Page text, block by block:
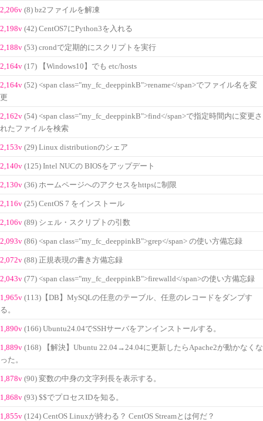
2,206v (8) bz2ファイルを解凍
2,198v (42) CentOS7にPython3を入れる
2,188v (53) crondで定期的にスクリプトを実行
2,164v (17) 【Windows10】でも etc/hosts
2,164v (52) <span class="my_fc_deeppinkB">rename</span>でファイル名を変
更
2,162v (54) <span class="my_fc_deeppinkB">find</span>で指定時間内に変更さ
れたファイルを検索
2,153v (29) Linux distributionのシェア
2,140v (125) Intel NUCの BIOSをアップデート
2,130v (36) ホームページへのアクセスをhttpsに制限
2,116v (25) CentOS 7 をインストール
2,106v (89) シェル・スクリプトの引数
2,093v (86) <span class="my_fc_deeppinkB">grep</span> の使い方備忘録
2,072v (88) 正規表現の書き方備忘録
2,043v (77) <span class="my_fc_deeppinkB">firewalld</span>の使い方備忘録
1,965v (113)【DB】MySQLの任意のテーブル、任意のレコードをダンプす
る。
1,890v (166) Ubuntu24.04でSSHサーバをアンインストールする。
1,889v (168) 【解決】Ubuntu 22.04→24.04に更新したらApache2が動かなくな
った。
1,878v (90) 変数の中身の文字列長を表示する。
1,868v (93) $$でプロセスIDを知る。
1,855v (124) CentOS Linuxが終わる？ CentOS Streamとは何だ？